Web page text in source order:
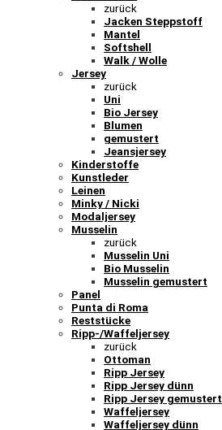
zurück
Jacken Steppstoff
Mantel
Softshell
Walk / Wolle
Jersey
zurück
Uni
Bio Jersey
Blumen
gemustert
Jeansjersey
Kinderstoffe
Kunstleder
Leinen
Minky / Nicki
Modaljersey
Musselin
zurück
Musselin Uni
Bio Musselin
Musselin gemustert
Panel
Punta di Roma
Reststücke
Ripp-/Waffeljersey
zurück
Ottoman
Ripp Jersey
Ripp Jersey dünn
Ripp Jersey gemustert
Waffeljersey
Waffeljersey dünn